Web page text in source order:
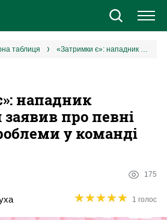
Новини
Єврокубки
УПЛ
таблиця «‎Затримки є»: нападник Чорноморця заявив про певні фінансові проблеми у команді Григорчука
нападник
про певні
у команді
175
★★★★★
★★★★★ 1 голос